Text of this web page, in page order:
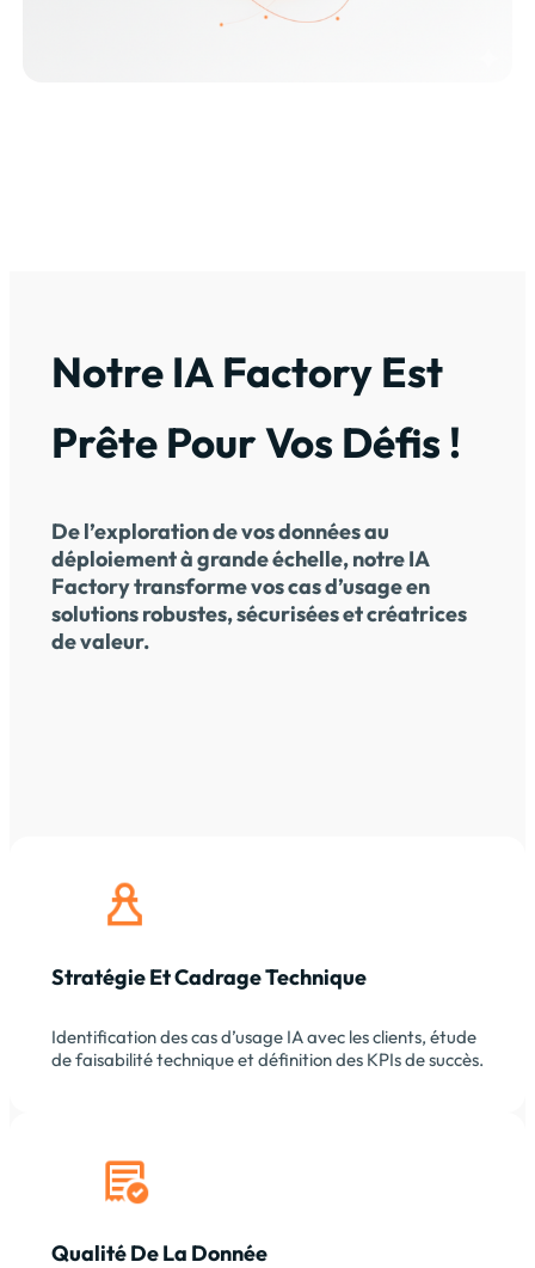
Notre IA Factory Est
Prête Pour Vos Défis !
De l’exploration de vos données au
déploiement à grande échelle, notre IA
Factory transforme vos cas d’usage en
solutions robustes, sécurisées et créatrices
de valeur.
Stratégie Et Cadrage Technique
Identification des cas d’usage IA avec les clients, étude
de faisabilité technique et définition des KPIs de succès.
Qualité De La Donnée